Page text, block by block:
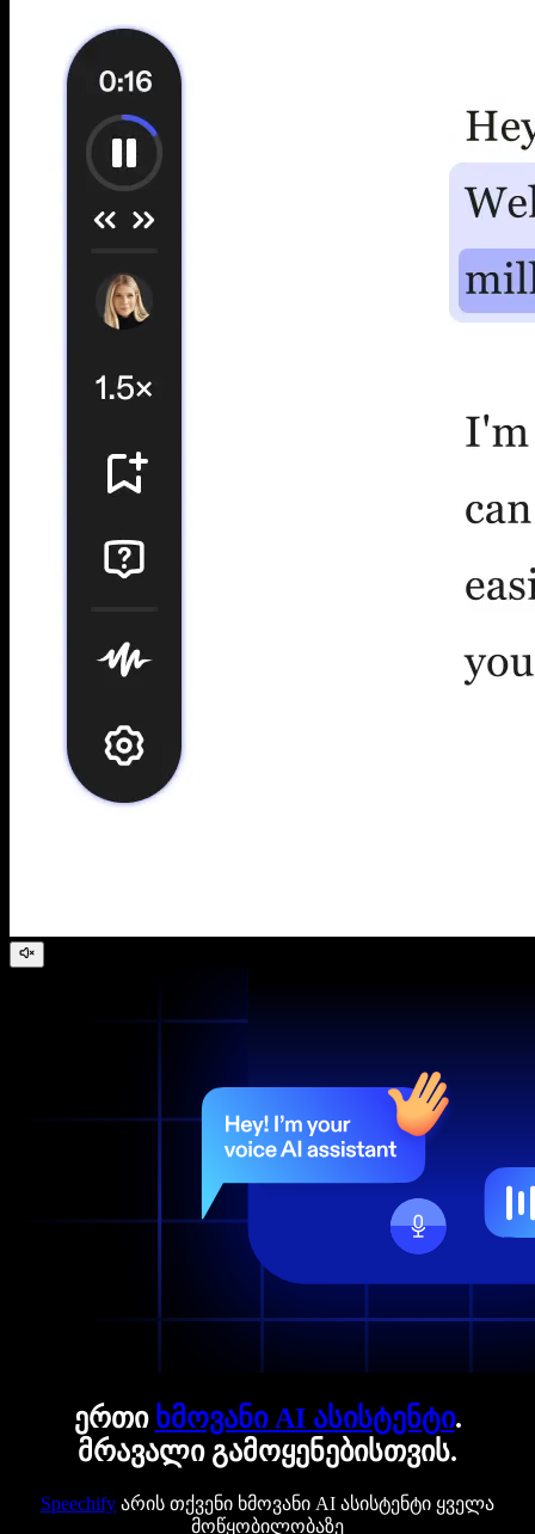
ერთი ხმოვანი AI ასისტენტი.
მრავალი გამოყენებისთვის.
Speechify არის თქვენი ხმოვანი AI ასისტენტი ყველა
მოწყობილობაზე